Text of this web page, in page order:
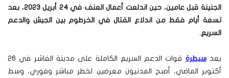
الجنينة قبل عامين، حين اندلعت أعمال العنف في 24 أبريل 2023، بعد
تسعة أيام فقط من اندلاع القتال في الخرطوم بين الجيش والدعم
السريع.
بعدسيطرة
قوات الدعم السريع الكاملة على مدينة الفاشر في 26
أكتوبر الماضي، أصبح المدنيون معرضين لخطر مباشر وفوري، وسط